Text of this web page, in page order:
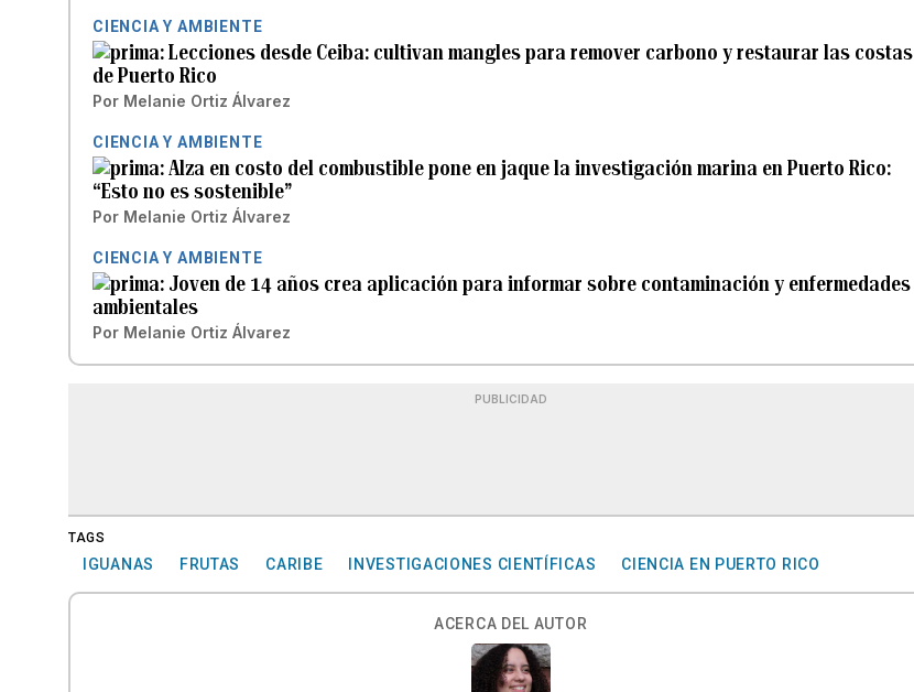
CIENCIA Y AMBIENTE
Lecciones desde Ceiba: cultivan mangles para remover carbono y restaurar las costas
de Puerto Rico
Por Melanie Ortiz Álvarez
CIENCIA Y AMBIENTE
Alza en costo del combustible pone en jaque la investigación marina en Puerto Rico:
“Esto no es sostenible”
Por Melanie Ortiz Álvarez
CIENCIA Y AMBIENTE
Joven de 14 años crea aplicación para informar sobre contaminación y enfermedades
ambientales
Por Melanie Ortiz Álvarez
PUBLICIDAD
TAGS
IGUANAS FRUTAS CARIBE INVESTIGACIONES CIENTÍFICAS CIENCIA EN PUERTO RICO
ACERCA DEL AUTOR